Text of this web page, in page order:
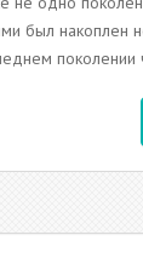
был накоплен
поколении